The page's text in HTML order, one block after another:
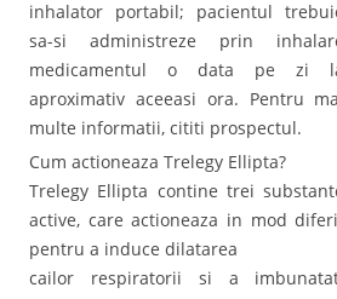
inhalator portabil; pacientul
sa-si administreze prin
medicamentul o data pe zi
aproximativ aceeasi ora. Pentru
multe informatii, cititi prospectul.
Cum actioneaza Trelegy Ellipta?
Trelegy Ellipta contine trei
active, care actioneaza in mod
pentru a induce dilatarea
cailor respiratorii si a